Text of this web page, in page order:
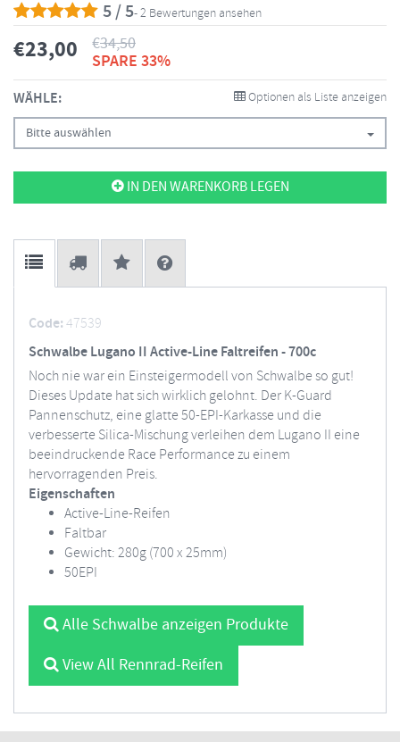
5 / 5- 2 Bewertungen ansehen
€23,00 €34,50
SPARE 33%
WÄHLE: Optionen als Liste anzeigen
Bitte auswählen
IN DEN WARENKORB LEGEN
Code:47539
Schwalbe Lugano II Active-Line Faltreifen - 700c
Noch nie war ein Einsteigermodell von Schwalbe so gut!
Dieses Update hat sich wirklich gelohnt. Der K-Guard
Pannenschutz, eine glatte 50-EPI-Karkasse und die
verbesserte Silica-Mischung verleihen dem Lugano II eine
beeindruckende Race Performance zu einem
hervorragenden Preis.
Eigenschaften
Active-Line-Reifen
Faltbar
Gewicht: 280g (700 x 25mm)
50EPI
Alle Schwalbe anzeigen Produkte
View All Rennrad-Reifen